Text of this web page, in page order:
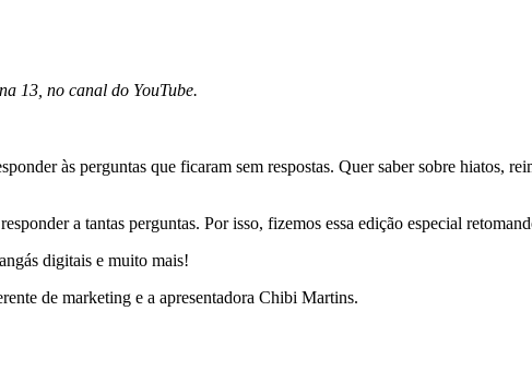
13, no canal do YouTube.
às perguntas que ficaram sem respostas. Quer saber sobre hiatos,
a tantas perguntas. Por isso, fizemos essa edição especial
digitais e muito mais!
de marketing e a apresentadora Chibi Martins.